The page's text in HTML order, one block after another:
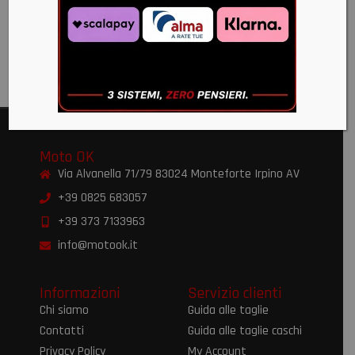
ENDURO
€156,00
Moto OK
Via Alvanella 71/79 83024 Monteforte Irpino AV
+39 0825 683057
+39 373 7133963
info@motook.it
Informazioni
Chi siamo
Contatti
Servizio clienti
Guida alle taglie
Guida alle taglie caschi